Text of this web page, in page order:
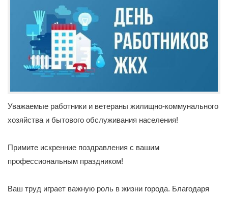
Уважаемые работники и ветераны жилищно-коммунального
хозяйства и бытового обслуживания населения!
Примите искренние поздравления с вашим
профессиональным праздником!
Ваш труд играет важную роль в жизни города. Благодаря